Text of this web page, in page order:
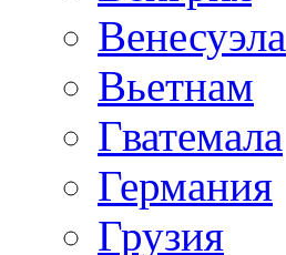
Венесуэла
Вьетнам
Гватемала
Германия
Грузия